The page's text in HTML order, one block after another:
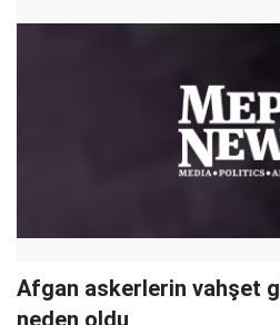
Afgan askerlerin vahşet